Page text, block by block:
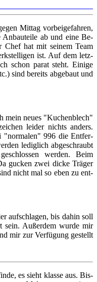
Mit­tag vor­bei­ge­fah­ren,
An­bau­tei­le ab und eine Be­
Chef hat mit sei­nem Team
ist. Auf dem letz­
schon parat steht. Ei­ni­ge
sind be­reits ab­ge­baut und
mein neues "Ku­chen­blech"
lei­der nichts an­ders.
"nor­ma­len" 996 die Ent­fer­
le­dig­lich ab­ge­schraubt
wer­den. Beim
gu­cken zwei dicke Trä­ger
nicht mal so eben zu ent­
auf­schla­gen, bis dahin soll
sein. Au­ßer­dem wurde mir
mir zur Ver­fü­gung ge­stellt
es sieht klas­se aus. Bis­